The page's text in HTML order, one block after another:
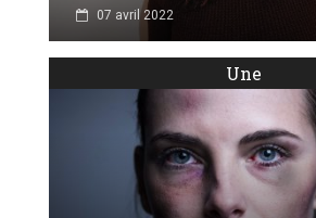
07 avril 2022
Une